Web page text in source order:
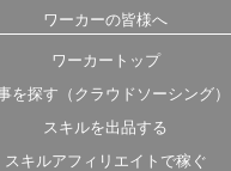
ワーカーの皆様へ
ワーカートップ
を探す（クラウドソーシング）
スキルを出品する
スキルアフィリエイトで稼ぐ